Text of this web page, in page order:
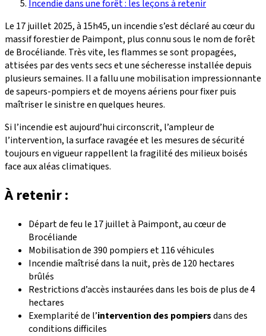
Incendie dans une forêt : les leçons à retenir
Le 17 juillet 2025, à 15h45, un incendie s’est déclaré au cœur du
massif forestier de Paimpont, plus connu sous le nom de forêt
de Brocéliande. Très vite, les flammes se sont propagées,
attisées par des vents secs et une sécheresse installée depuis
plusieurs semaines. Il a fallu une mobilisation impressionnante
de sapeurs-pompiers et de moyens aériens pour fixer puis
maîtriser le sinistre en quelques heures.
Si l’incendie est aujourd’hui circonscrit, l’ampleur de
l’intervention, la surface ravagée et les mesures de sécurité
toujours en vigueur rappellent la fragilité des milieux boisés
face aux aléas climatiques.
À retenir :
Départ de feu le 17 juillet à Paimpont, au cœur de
Brocéliande
Mobilisation de 390 pompiers et 116 véhicules
Incendie maîtrisé dans la nuit, près de 120 hectares
brûlés
Restrictions d’accès instaurées dans les bois de plus de 4
hectares
Exemplarité de l’intervention des pompiersdans des
conditions difficiles